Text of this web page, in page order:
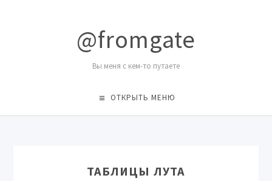
@fromgate
Вы меня с кем-то путаете
ОТКРЫТЬ МЕНЮ
ТАБЛИЦЫ ЛУТА